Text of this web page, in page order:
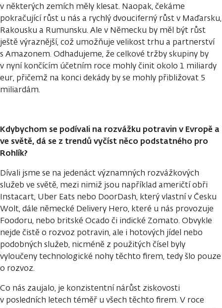
v některých zemích měly klesat. Naopak, čekáme
pokračující růst u nás a rychlý dvouciferný růst v Maďarsku,
Rakousku a Rumunsku. Ale v Německu by měl být růst
ještě výraznější, což umožňuje velikost trhu a partnerství
s Amazonem. Odhadujeme, že celkové tržby skupiny by
v nyní končícím účetním roce mohly činit okolo 1 miliardy
eur, přičemž na konci dekády by se mohly přibližovat 5
miliardám.
Kdybychom se podívali na rozvážku potravin v Evropě a
ve světě, dá se z trendů vyčíst něco podstatného pro
Rohlík?
Dívali jsme se na jedenáct významných rozvážkových
služeb ve světě, mezi nimiž jsou například američtí obři
Instacart, Uber Eats nebo DoorDash, který vlastní v Česku
Wolt, dále německé Delivery Hero, které u nás provozuje
Foodoru, nebo britské Ocado či indické Zomato. Obvykle
nejde čistě o rozvoz potravin, ale i hotových jídel nebo
podobných služeb, nicméně z použitých čísel byly
vyloučeny technologické nohy těchto firem, tedy šlo pouze
o rozvoz.
Co nás zaujalo, je konzistentní nárůst ziskovosti
v posledních letech téměř u všech těchto firem. V roce